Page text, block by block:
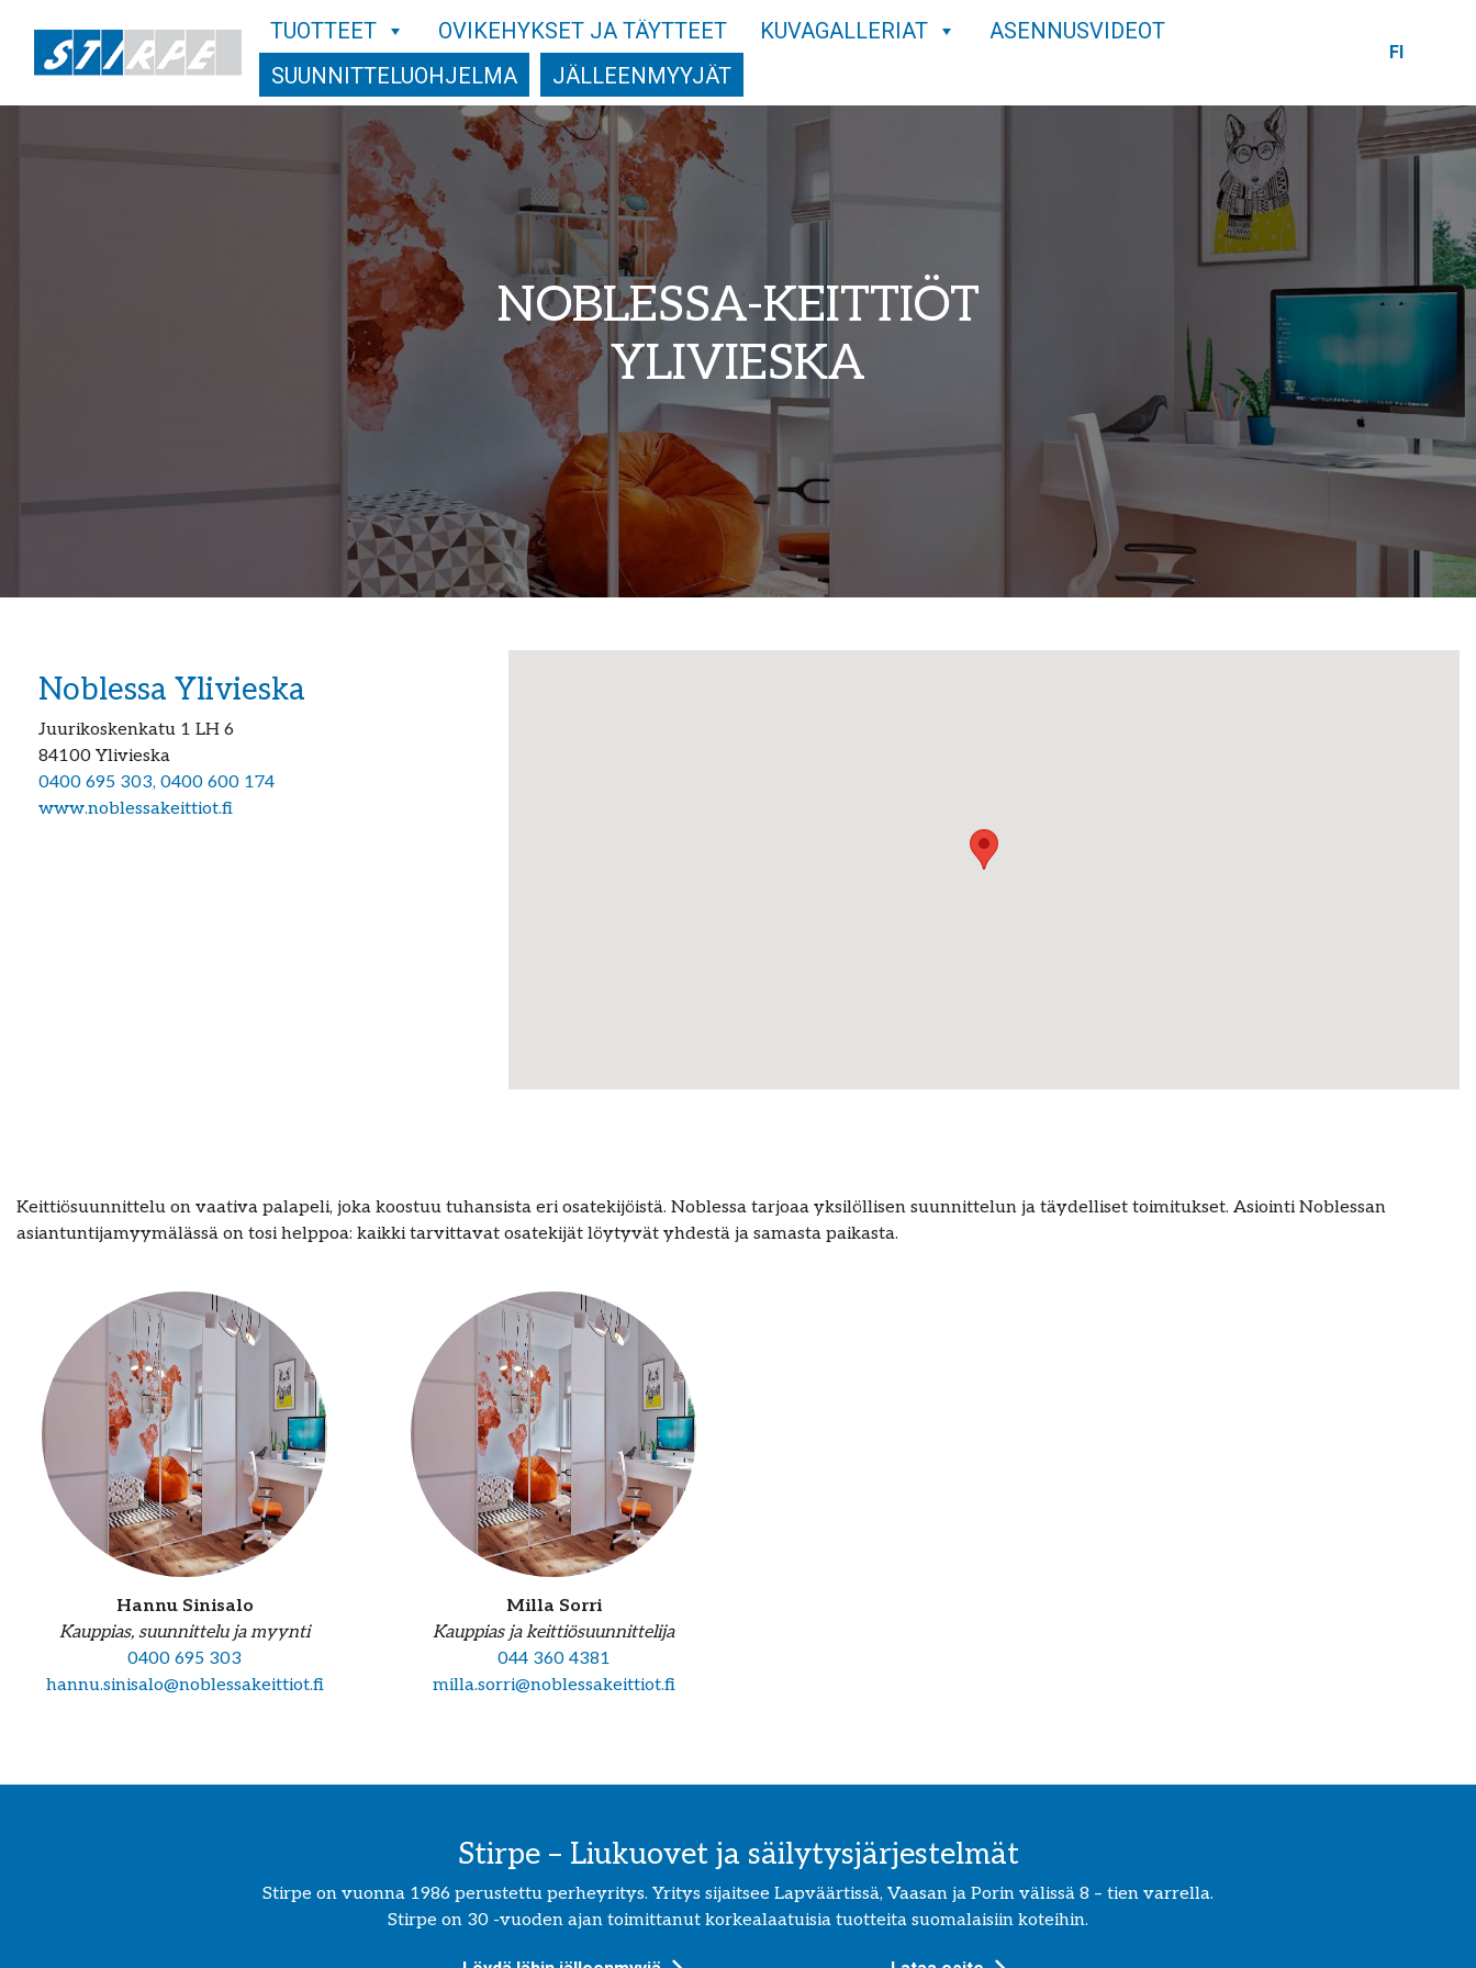
TUOTTEET OVIKEHYKSET JA TÄYTTEET KUVAGALLERIAT
ASENNUSVIDEOT
SUUNNITTELUOHJELMA
JÄLLEENMYYJÄT
FI
NOBLESSA-KEITTIÖT
YLIVIESKA
Noblessa Ylivieska
Juurikoskenkatu 1 LH 6
84100 Ylivieska
0400 695 303, 0400 600 174
www.noblessakeittiot.fi
Keittiösuunnittelu on vaativa palapeli, joka koostuu tuhansista eri osatekijöistä. Noblessa tarjoaa yksilöllisen suunnittelun ja täydelliset toimitukset. Asiointi Noblessan
asiantuntijamyymälässä on tosi helppoa: kaikki tarvittavat osatekijät löytyvät yhdestä ja samasta paikasta.
Hannu Sinisalo
Kauppias, suunnittelu ja myynti
0400 695 303
hannu.sinisalo@noblessakeittiot.fi
Milla Sorri
Kauppias ja keittiösuunnittelija
044 360 4381
milla.sorri@noblessakeittiot.fi
Stirpe – Liukuovet ja säilytysjärjestelmät
Stirpe on vuonna 1986 perustettu perheyritys. Yritys sijaitsee Lapväärtissä, Vaasan ja Porin välissä 8 – tien varrella.
Stirpe on 30 -vuoden ajan toimittanut korkealaatuisia tuotteita suomalaisiin koteihin.